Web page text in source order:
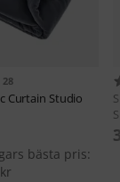
28
Curtain Studio
bästa pris: